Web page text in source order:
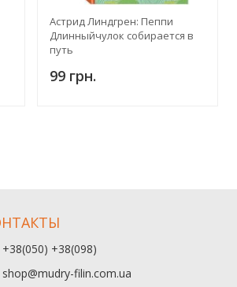
Астрид Линдгрен: Пеппи
Длинныйчулок собирается в
путь
99 грн.
+38(050) +38(098)
shop@mudry-filin.com.ua